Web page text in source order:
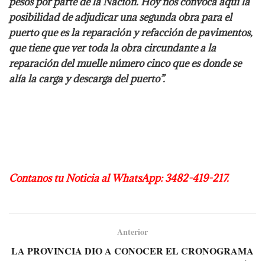
posibilidad de adjudicar una segunda obra para el
puerto que es la reparación y refacción de pavimentos,
que tiene que ver toda la obra circundante a la
reparación del muelle número cinco que es donde se
alía la carga y descarga del puerto”.
Contanos tu Noticia al WhatsApp: 3482-419-217.
Anterior
LA PROVINCIA DIO A CONOCER EL CRONOGRAMA